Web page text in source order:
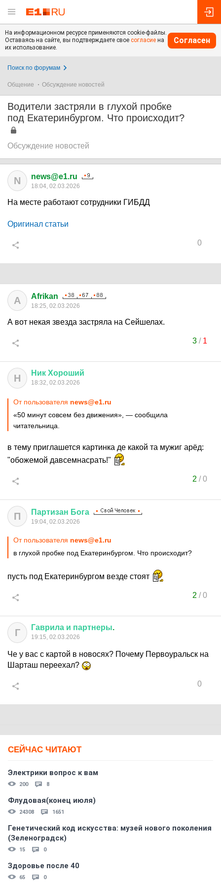
На информационном ресурсе применяются cookie-файлы.
Оставаясь на сайте, вы подтверждаете свое согласие на
их использование.
Согласен
Поиск по форумам
Общение Обсуждение новостей
Водители застряли в глухой пробке
под Екатеринбургом. Что происходит?
Обсуждение новостей
N news@e1.ru
18:04, 02.03.2026
На месте работают сотрудники ГИБДД
Оригинал статьи
0
A Afrikan
18:25, 02.03.2026
А вот некая звезда застряла на Сейшелах.
3/ 1
Н Ник Хороший
18:32, 02.03.2026
От пользователя news@e1.ru
«50 минут совсем без движения», — сообщила
читательница.
в тему приглашется картинка де какой та мужиг арёд:
"обожемой давсемнасрать!"
2 /0
П Партизан Бога
19:04, 02.03.2026
От пользователя news@e1.ru
в глухой пробке под Екатеринбургом. Что происходит?
пусть под Екатеринбургом везде стоят
2 /0
Г Гаврила и партнеры.
19:15, 02.03.2026
Че у вас с картой в новосях? Почему Первоуральск на
Шарташ переехал?
0
СЕЙЧАС ЧИТАЮТ
Электрики вопрос к вам
200 8
Флудовая(конец июля)
24308 1651
Генетический код искусства: музей нового поколения
(Зеленоградск)
15 0
Здоровье после 40
65 0